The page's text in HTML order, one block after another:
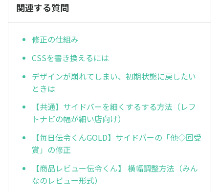
関連する質問
修正の仕組み
CSSを書き換えるには
デザインが崩れてしまい、初期状態に戻したい
ときは
【共通】サイドバーを細くするする方法（レフ
トナビの幅が細い店向け）
【毎日伝令くんGOLD】サイドバーの「他◇回受
賞」の修正
【商品レビュー伝令くん】 横幅調整方法（みん
なのレビュー形式）